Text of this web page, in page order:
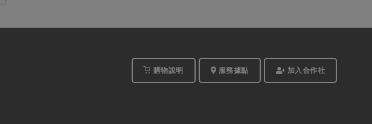
購物說明 服務據點 加入合作社